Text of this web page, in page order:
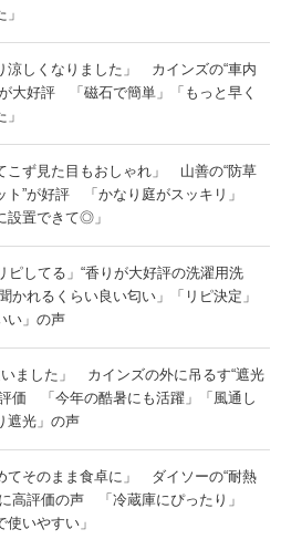
涼しくなりました」 カインズの“車内
大好評 「磁石で簡単」「もっと早く
こず見た目もおしゃれ」 山善の“防草
ト”が好評 「かなり庭がスッキリ」
設置できて◎」
ピしてる」“香りが大好評の洗濯用洗
かれるくらい良い匂い」「リピ決定」
い」の声
いました」 カインズの外に吊るす“遮光
価 「今年の酷暑にも活躍」「風通し
遮光」の声
てそのまま食卓に」 ダイソーの“耐熱
高評価の声 「冷蔵庫にぴったり」
使いやすい」